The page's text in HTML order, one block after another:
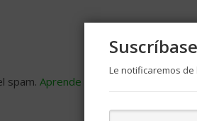
spam. Aprende cómo se procesan los
Le notificaremos